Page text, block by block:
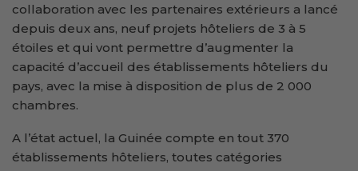
collaboration avec les partenaires extérieurs a lancé
depuis deux ans, neuf projets hôteliers de 3 à 5
étoiles et qui vont permettre d’augmenter la
capacité d’accueil des établissements hôteliers du
pays, avec la mise à disposition de plus de 2 000
chambres.
A l’état actuel, la Guinée compte en tout 370
établissements hôteliers, toutes catégories